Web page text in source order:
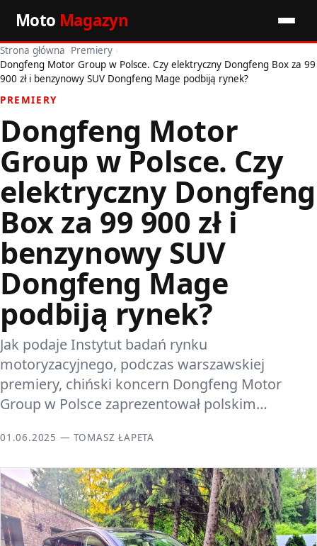
Moto Magazyn
Start
Premiery
Porady motoryzacyjne
Pozostałe artykuły
Strona główna ›Premiery ›
Dongfeng Motor Group w Polsce. Czy elektryczny Dongfeng Box za 99
900 zł i benzynowy SUV Dongfeng Mage podbiją rynek?
PREMIERY
Dongfeng Motor
Group w Polsce. Czy
elektryczny Dongfeng
Box za 99 900 zł i
benzynowy SUV
Dongfeng Mage
podbiją rynek?
Jak podaje Instytut badań rynku
motoryzacyjnego, podczas warszawskiej
premiery, chiński koncern Dongfeng Motor
Group w Polsce zaprezentował polskim…
01.06.2025 — TOMASZ ŁAPETA